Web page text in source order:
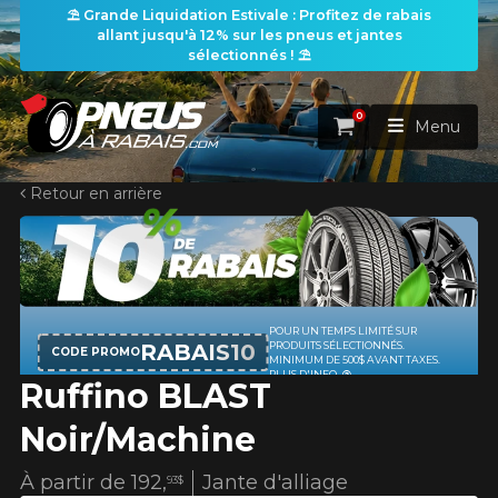
⛱️ Grande Liquidation Estivale : Profitez de rabais
allant jusqu'à 12% sur les pneus et jantes
sélectionnés ! ⛱️
ACCUEIL
PNEUS
RECHERCHE DE PNEUS VOIR TOUT
Rechercher par
Par dimensions
Recherche par dimensions
ROUES
RECHERCHE DE ROUES
ENSEMBLES
RECHERCHE D'ENSEMBLES
PROMOTIONS
Panier
0
Menu
Retour en arrière
Ruffino BLAST
Noir/Machine
Jante d'alliage
À partir de192,93$
CODE PROMORABAIS10
POUR UN TEMPS LIMITÉ SUR
PRODUITS SÉLECTIONNÉS.
MINIMUM DE 500$ AVANT TAXES.
PLUS D'INFO